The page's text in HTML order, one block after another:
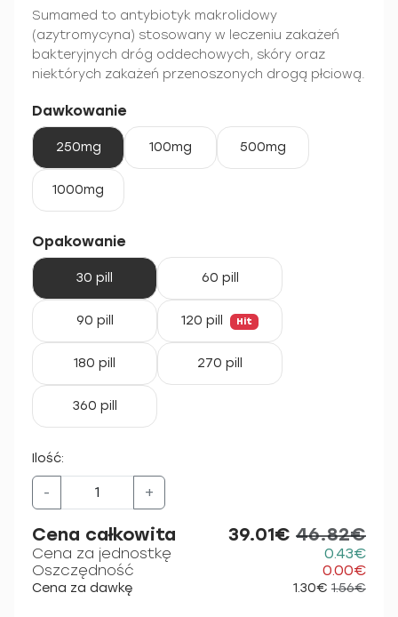
Sumamed to antybiotyk makrolidowy
(azytromycyna) stosowany w leczeniu zakażeń
bakteryjnych dróg oddechowych, skóry oraz
niektórych zakażeń przenoszonych drogą płciową.
Dawkowanie
250mg 100mg 500mg
1000mg
Opakowanie
30 pill 60 pill
90 pill 120 pill Hit
180 pill 270 pill
360 pill
Ilość:
- +
Cena całkowita 39.01€ 46.82€
Cena za jednostkę
0.43€
Oszczędność
0.00€
Cena za dawkę 1.30€ 1.56€